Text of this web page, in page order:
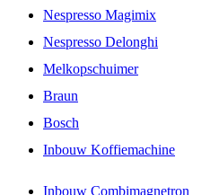
Nespresso Magimix
Nespresso Delonghi
Melkopschuimer
Braun
Bosch
Inbouw Koffiemachine
Inbouw Combimagnetron